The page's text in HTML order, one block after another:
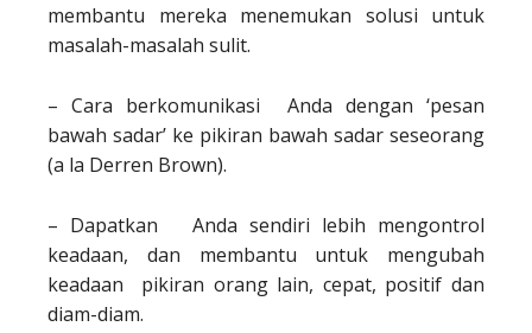
membantu mereka menemukan solusi untuk
masalah-masalah sulit.
– Cara berkomunikasi Anda dengan ‘pesan
bawah sadar’ ke pikiran bawah sadar seseorang
(a la Derren Brown).
– Dapatkan Anda sendiri lebih mengontrol
keadaan, dan membantu untuk mengubah
keadaan pikiran orang lain, cepat, positif dan
diam-diam.